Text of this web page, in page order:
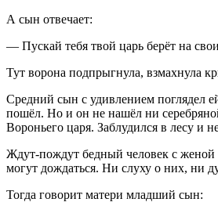
А сын отвечает:
— Пускай тебя твой царь берёт на
Тут ворона подпрыгнула, взмахнула
Средний сын с удивлением поглядел
пошёл. Но и он не нашёл ни
Вороньего царя. Заблудился в лесу и
Ждут-пождут бедный человек с женой
могут дождаться. Ни слуху о них, ни
Тогда говорит матери младший сын: